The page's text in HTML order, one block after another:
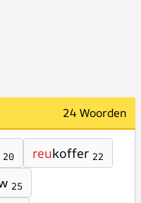
24 Woorden
20 reukoffer 22
25